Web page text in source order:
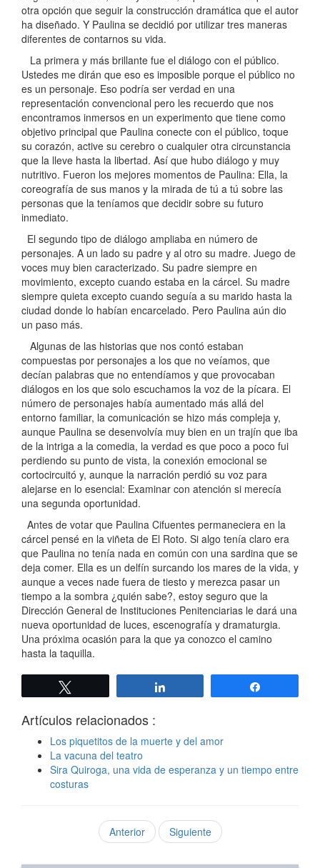
otra opción que seguir la construcción dramática que el autor
ha diseñado. Y Paulina se decidió por utilizar tres maneras
diferentes de contarnos su vida.
La primera y más brillante fue el diálogo con el público.
Ustedes me dirán que eso es imposible porque el público no
es un personaje. Eso podría ser verdad en una
representación convencional pero les recuerdo que nos
encontramos inmersos en un experimento que tiene como
objetivo principal que Paulina conecte con el público, toque
su corazón, active su cerebro o cualquier otra circunstancia
que la lleve hasta la libertad. Así que hubo diálogo y muy
nutritivo. Fueron los mejores momentos de Paulina: Ella, la
coreografía de sus manos y la mirada de tú a tú sobre las
personas que la teníamos que decidir sobre su futuro
inmediato.
El segundo tipo de diálogo ampliaba en número de
personajes. A un lado su padre y al otro su madre. Juego de
voces muy bien caracterizado. Su padre siempre en
movimiento, excepto cuando estaba en la cárcel. Su madre
siempre quieta excepto cuando seguía a su marido hasta la
ciudad donde lo habían encarcelado. Pero Paulina aún dio
un paso más.
Algunas de las historias que nos contó estaban
compuestas por personajes a los que no veíamos, que
decían palabras que no entendíamos y que provocaban
diálogos en los que solo escuchamos la voz de la pícara. El
número de personajes había aumentado más allá del
entorno familiar, la comunicación se hizo más compleja y,
aunque Paulina se desenvolvía muy bien en un trajín que iba
de la intriga a la comedia, la verdad es que poco a poco fui
perdiendo su punto de vista, la conexión emocional se
cortocircuitó y, aunque la narración perdió su voz para
alejarse en lo esencial: Examinar con atención si merecía
una segunda oportunidad.
Antes de votar que Paulina Cifuentes permaneciera en la
cárcel pensé en la viñeta de El Roto. Si algo tenía claro era
que Paulina no tenía nada en común con una sardina que se
deja comer. Ella es un delfín surcando los mares de la vida, y
aunque a veces nade fuera de tiesto y merezca pasar un
tiempo a la sombra ¿quién sabe?, estoy seguro que la
Dirección General de Instituciones Penitenciarias le dará una
nueva oportunidad de luces, escenografía y dramaturgia.
Una próxima ocasión para la que ya conozco el camino
hasta la taquilla.
Artículos relacionados :
Los piquetitos de la muerte y del amor
La vacuna del teatro
Sira Quiroga, una vida de esperanza y un tiempo entre
costuras
Anterior Siguiente